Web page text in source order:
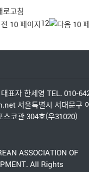
로고침
12
대표자 한세영 TEL. 010-
서울특별시 서대문구
스코관 304호(우31020)
ASSOCIATION OF
All Rights